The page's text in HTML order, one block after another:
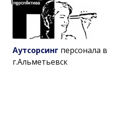
Аутсорсинг персонала в
г.Альметьевск